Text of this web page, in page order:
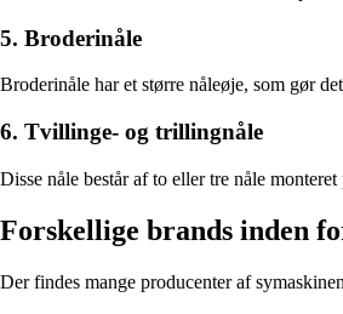
5. Broderinåle
Broderinåle har et større nåleøje, som gør
6. Tvillinge- og trillingnåle
Disse nåle består af to eller tre nåle
Forskellige brands inden
Der findes mange producenter af